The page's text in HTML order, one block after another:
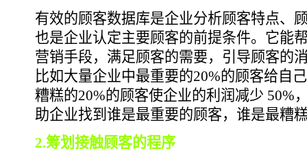
有效的顾客数据库是企业分析顾客特点、
也是企业认定主要顾客的前提条件。它能
营销手段，满足顾客的需要，引导顾客的
比如大量企业中最重要的20%的顾客给自
糟糕的20%的顾客使企业的利润减少 50%
助企业找到谁是最重要的顾客，谁是最糟
2.筹划接触顾客的程序